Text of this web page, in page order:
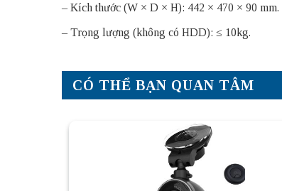
– Kích thước (W × D × H): 442 × 470 × 90 mm.
– Trọng lượng (không có HDD): ≤ 10kg.
CÓ THỂ BẠN QUAN TÂM